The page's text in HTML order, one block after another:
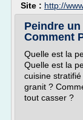
Site : http://
Peindre
Comment
Quelle est la
Quelle est la
cuisine
granit ?
tout casser ?